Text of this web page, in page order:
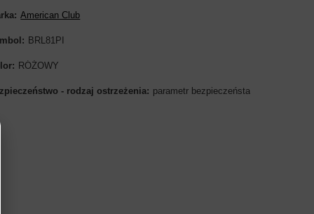
American Club
BRL81PI
RÓŻOWY
- rodzaj ostrzeżenia parametr bezpieczeństa